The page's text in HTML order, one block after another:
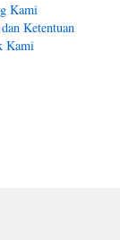
Kami
Ketentuan
Kami